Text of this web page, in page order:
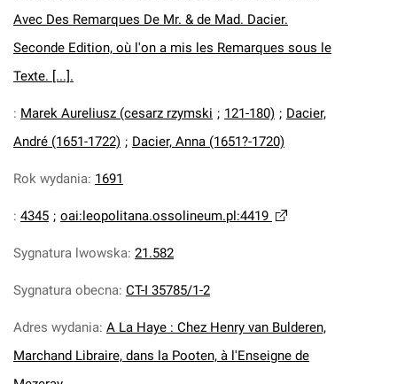
Avec Des Remarques De Mr. & de Mad. Dacier.
Seconde Edition, où l'on a mis les Remarques sous le
Texte. [...].
: Marek Aureliusz (cesarz rzymski ; 121-180) ; Dacier,
André (1651-1722) ; Dacier, Anna (1651?-1720)
Rok wydania: 1691
: 4345 ; oai:leopolitana.ossolineum.pl:4419
Sygnatura lwowska: 21.582
Sygnatura obecna: CT-I 35785/1-2
Adres wydania: A La Haye : Chez Henry van Bulderen,
Marchand Libraire, dans la Pooten, à l'Enseigne de